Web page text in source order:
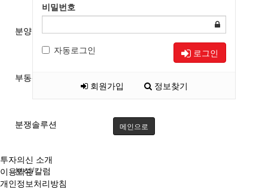
분양 단체계약 서비스
부동산 재태크
분쟁솔루션
분석/칼럼
비밀번호
자동로그인 로그인
회원가입 정보찾기
메인으로
투자의신 소개
이용약관
개인정보처리방침